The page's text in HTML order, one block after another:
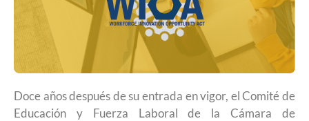
Doce años después de su entrada en vigor, el Comité de
Educación y Fuerza Laboral de la Cámara de